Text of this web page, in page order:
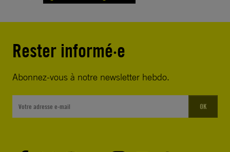
Rester informé·e
Abonnez-vous à notre newsletter hebdo.
OK